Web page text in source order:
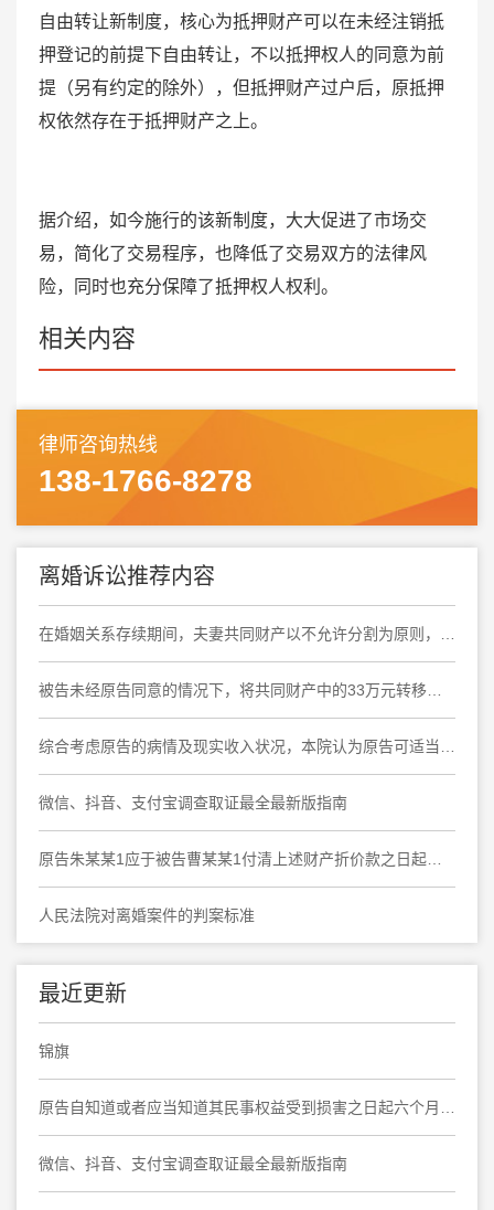
自由转让新制度，核心为抵押财产可以在未经注销抵
押登记的前提下自由转让，不以抵押权人的同意为前
提（另有约定的除外），但抵押财产过户后，原抵押
权依然存在于抵押财产之上。
据介绍，如今施行的该新制度，大大促进了市场交
易，简化了交易程序，也降低了交易双方的法律风
险，同时也充分保障了抵押权人权利。
相关内容
律师咨询热线
138-1766-8278
离婚诉讼推荐内容
在婚姻关系存续期间，夫妻共同财产以不允许分割为原则，以允许分割为例外
被告未经原告同意的情况下，将共同财产中的33万元转移，原告要求分割该存款的诉求，符合法律规定中可以分割婚内共同财产的情形
综合考虑原告的病情及现实收入状况，本院认为原告可适当多分，酌定由原告分得案涉房屋处置总价款的60%为宜
微信、抖音、支付宝调查取证最全最新版指南
原告朱某某1应于被告曹某某1付清上述财产折价款之日起十日内协助被告曹某某1办理上海市奉贤区大叶公路***弄***号***室房屋产权变更登记手续
人民法院对离婚案件的判案标准
最近更新
锦旗
原告自知道或者应当知道其民事权益受到损害之日起六个月内提起诉讼，要求撤销民事调解书，于法有据
微信、抖音、支付宝调查取证最全最新版指南